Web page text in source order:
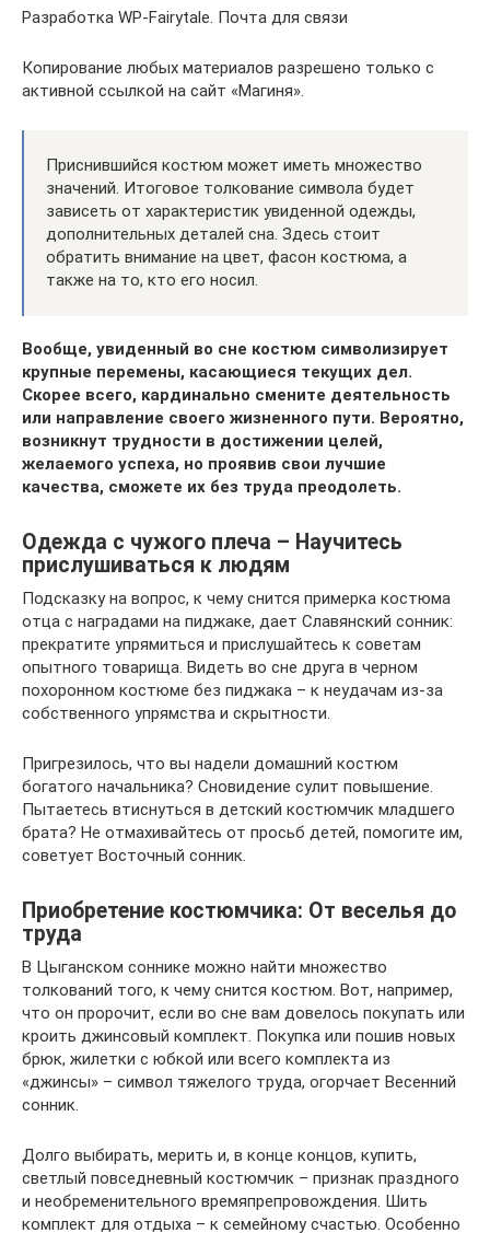
Разработка WP-Fairytale. Почта для связи
Копирование любых материалов разрешено только с
активной ссылкой на сайт «Магиня».
Приснившийся костюм может иметь множество
значений. Итоговое толкование символа будет
зависеть от характеристик увиденной одежды,
дополнительных деталей сна. Здесь стоит
обратить внимание на цвет, фасон костюма, а
также на то, кто его носил.
Вообще, увиденный во сне костюм символизирует
крупные перемены, касающиеся текущих дел.
Скорее всего, кардинально смените деятельность
или направление своего жизненного пути. Вероятно,
возникнут трудности в достижении целей,
желаемого успеха, но проявив свои лучшие
качества, сможете их без труда преодолеть.
Одежда с чужого плеча – Научитесь
прислушиваться к людям
Подсказку на вопрос, к чему снится примерка костюма
отца с наградами на пиджаке, дает Славянский сонник:
прекратите упрямиться и прислушайтесь к советам
опытного товарища. Видеть во сне друга в черном
похоронном костюме без пиджака – к неудачам из-за
собственного упрямства и скрытности.
Пригрезилось, что вы надели домашний костюм
богатого начальника? Сновидение сулит повышение.
Пытаетесь втиснуться в детский костюмчик младшего
брата? Не отмахивайтесь от просьб детей, помогите им,
советует Восточный сонник.
Приобретение костюмчика: От веселья до
труда
В Цыганском соннике можно найти множество
толкований того, к чему снится костюм. Вот, например,
что он пророчит, если во сне вам довелось покупать или
кроить джинсовый комплект. Покупка или пошив новых
брюк, жилетки с юбкой или всего комплекта из
«джинсы» – символ тяжелого труда, огорчает Весенний
сонник.
Долго выбирать, мерить и, в конце концов, купить,
светлый повседневный костюмчик – признак праздного
и необременительного времяпрепровождения. Шить
комплект для отдыха – к семейному счастью. Особенно